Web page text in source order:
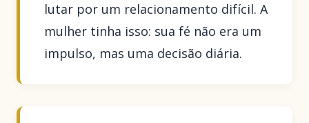
lutar por um relacionamento difícil. A
mulher tinha isso: sua fé não era um
impulso, mas uma decisão diária.